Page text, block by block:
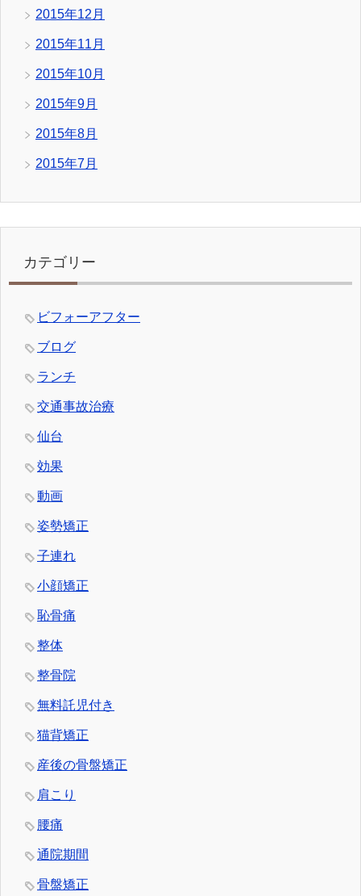
2015年12月
2015年11月
2015年10月
2015年9月
2015年8月
2015年7月
カテゴリー
ビフォーアフター
ブログ
ランチ
交通事故治療
仙台
効果
動画
姿勢矯正
子連れ
小顔矯正
恥骨痛
整体
整骨院
無料託児付き
猫背矯正
産後の骨盤矯正
肩こり
腰痛
通院期間
骨盤矯正